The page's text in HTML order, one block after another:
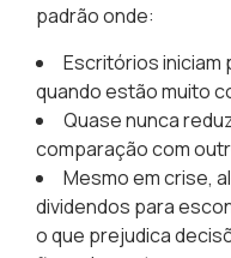
padrão onde:
Escritórios iniciam
quando estão muito
Quase nunca
comparação com
Mesmo em crise,
dividendos para
o que prejudica